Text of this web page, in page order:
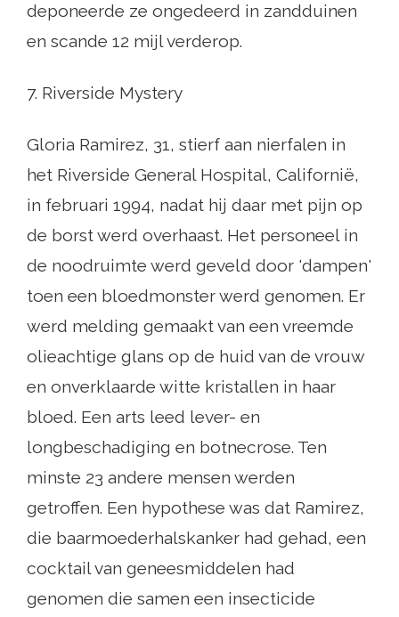
deponeerde ze ongedeerd in zandduinen
en scande 12 mijl verderop.
7. Riverside Mystery
Gloria Ramirez, 31, stierf aan nierfalen in
het Riverside General Hospital, Californië,
in februari 1994, nadat hij daar met pijn op
de borst werd overhaast. Het personeel in
de noodruimte werd geveld door 'dampen'
toen een bloedmonster werd genomen. Er
werd melding gemaakt van een vreemde
olieachtige glans op de huid van de vrouw
en onverklaarde witte kristallen in haar
bloed. Een arts leed lever- en
longbeschadiging en botnecrose. Ten
minste 23 andere mensen werden
getroffen. Een hypothese was dat Ramirez,
die baarmoederhalskanker had gehad, een
cocktail van geneesmiddelen had
genomen die samen een insecticide